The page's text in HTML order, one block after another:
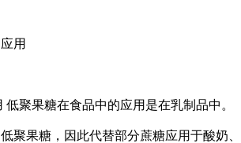
用
低聚果糖在食品中的应用是在乳制品中。
聚果糖，因此代替部分蔗糖应用于酸奶、